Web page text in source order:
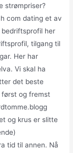
strømpriser?
com dating et av
her
tilgang til
Her har
Vi skal ha
det beste
først og fremst
og krus er slitte
tid til annen. Nå